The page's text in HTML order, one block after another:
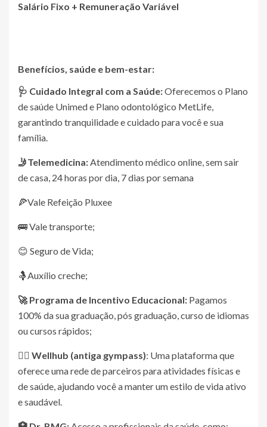
Salário Fixo + Remuneração Variável
Benefícios, saúde e bem-estar:
🩺 Cuidado Integral com a Saúde:Oferecemos o Plano
de saúde Unimed e Plano odontológico MetLife,
garantindo tranquilidade e cuidado para você e sua
família.
🤳Telemedicina:Atendimento médico online, sem sair
de casa, 24 horas por dia, 7 dias por semana
🍕Vale Refeição Pluxee
🚌 Vale transporte;
😊 Seguro de Vida;
🤱Auxílio creche;
🚀 Programa de Incentivo Educacional: Pagamos
100% da sua graduação, pós graduação, curso de idiomas
ou cursos rápidos;
🏋️‍♀️ Wellhub (antiga gympass): Uma plataforma que
oferece uma rede de parceiros para atividades físicas e
de saúde, ajudando você a manter um estilo de vida ativo
e saudável.